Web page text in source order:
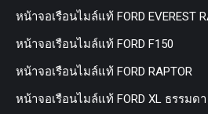
หน้าจอเรือนไมล์แท้ FORD EVEREST
หน้าจอเรือนไมล์แท้ FORD F150
หน้าจอเรือนไมล์แท้ FORD RAPTOR
หน้าจอเรือนไมล์แท้ FORD XL ธรรมดา